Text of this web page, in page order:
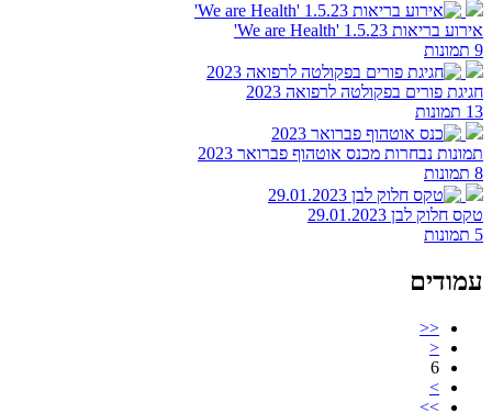
אירוע בריאות 1.5.23 'We are Health'
9 תמונות
חגיגת פורים בפקולטה לרפואה 2023
13 תמונות
תמונות נבחרות מכנס אוטהוף פברואר 2023
8 תמונות
טקס חלוק לבן 29.01.2023
5 תמונות
עמודים
<<
<
6
>
>>